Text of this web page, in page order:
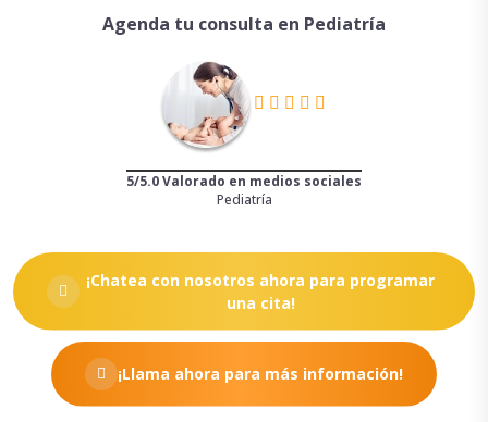
Agenda tu consulta en Pediatría
5/5.0 Valorado en medios sociales
Pediatría
¡Chatea con nosotros ahora para programar
una cita!
¡Llama ahora para más información!